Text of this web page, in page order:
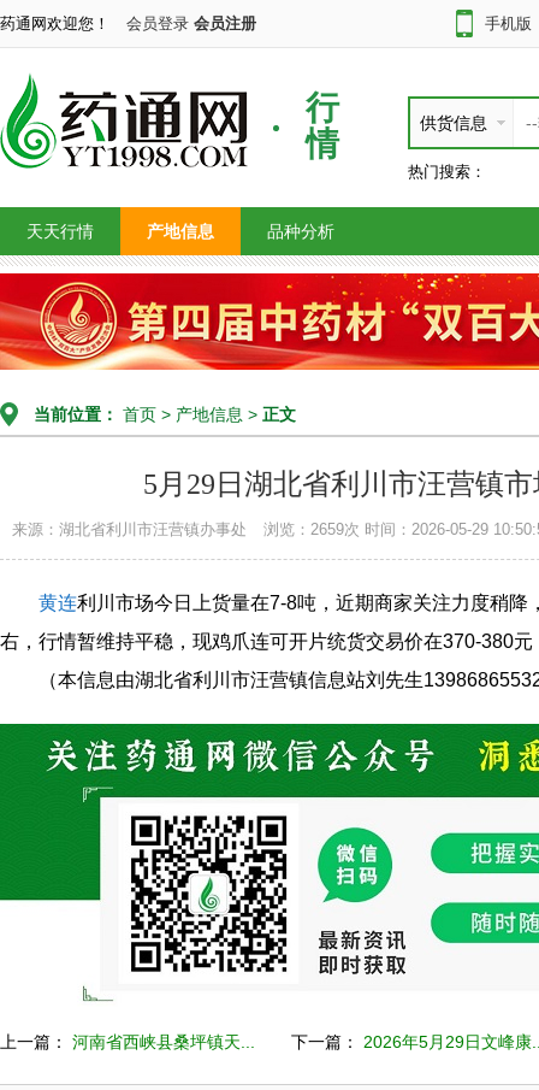
药通网欢迎您！ 会员登录 会员注册 手机版
行
情
供货信息
热门搜索：
天天行情 产地信息 品种分析
当前位置： 首页 > 产地信息 > 正文
5月29日湖北省利川市汪营镇
来源：湖北省利川市汪营镇办事处 浏览：2659次 时间：2026-05-29
黄连利川市场今日上货量在7-8吨，近期商家关注力度稍
右，行情暂维持平稳，现鸡爪连可开片统货交易价在370-380
（本信息由湖北省利川市汪营镇信息站刘先生
上一篇： 河南省西峡县桑坪镇天... 下一篇： 2026年5月29日文峰康